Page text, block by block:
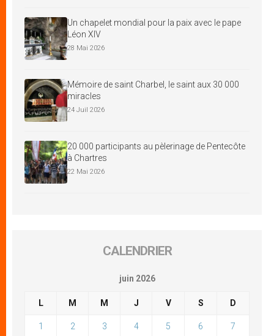
Un chapelet mondial pour la paix avec le pape
Léon XIV
28 Mai 2026
Mémoire de saint Charbel, le saint aux 30 000
miracles
24 Juil 2026
20 000 participants au pèlerinage de Pentecôte
à Chartres
22 Mai 2026
CALENDRIER
juin 2026
L M M J V S D
1 2 3 4 5 6 7